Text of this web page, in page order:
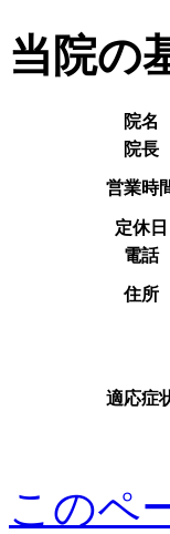
当院の
院名
院長
営業時
定休日
電話
住所
適応症
このペ